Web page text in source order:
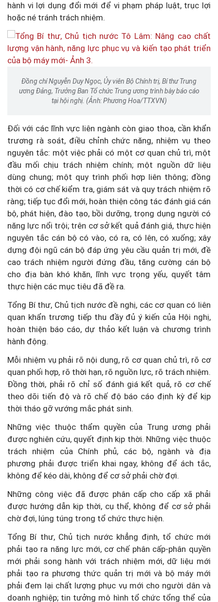
hành vi lợi dụng đổi mới để vi phạm pháp luật, trục lợi
hoặc né tránh trách nhiệm.
Đồng chí Nguyễn Duy Ngọc, Ủy viên Bộ Chính trị, Bí thư Trung
ương Đảng, Trưởng Ban Tổ chức Trung ương trình bày báo cáo
tại hội nghị. (Ảnh: Phương Hoa/TTXVN)
Đối với các lĩnh vực liên ngành còn giao thoa, cần khẩn
trương rà soát, điều chỉnh chức năng, nhiệm vụ theo
nguyên tắc: một việc phải có một cơ quan chủ trì, một
đầu mối chịu trách nhiệm chính; một nguồn dữ liệu
dùng chung; một quy trình phối hợp liên thông; đồng
thời có cơ chế kiểm tra, giám sát và quy trách nhiệm rõ
ràng; tiếp tục đổi mới, hoàn thiện công tác đánh giá cán
bộ, phát hiện, đào tạo, bồi dưỡng, trọng dụng người có
năng lực nổi trội; trên cơ sở kết quả đánh giá, thực hiện
nguyên tắc cán bộ có vào, có ra, có lên, có xuống; xây
dựng đội ngũ cán bộ đáp ứng yêu cầu quản trị mới, đề
cao trách nhiệm người đứng đầu, tăng cường cán bộ
cho địa bàn khó khăn, lĩnh vực trọng yếu, quyết tâm
thực hiện các mục tiêu đã đề ra.
Tổng Bí thư, Chủ tịch nước đề nghị, các cơ quan có liên
quan khẩn trương tiếp thu đầy đủ ý kiến của Hội nghị,
hoàn thiện báo cáo, dự thảo kết luận và chương trình
hành động.
Mỗi nhiệm vụ phải rõ nội dung, rõ cơ quan chủ trì, rõ cơ
quan phối hợp, rõ thời hạn, rõ nguồn lực, rõ trách nhiệm.
Đồng thời, phải rõ chỉ số đánh giá kết quả, rõ cơ chế
theo dõi tiến độ và rõ chế độ báo cáo định kỳ để kịp
thời tháo gỡ vướng mắc phát sinh.
Những việc thuộc thẩm quyền của Trung ương phải
được nghiên cứu, quyết định kịp thời. Những việc thuộc
trách nhiệm của Chính phủ, các bộ, ngành và địa
phương phải được triển khai ngay, không để ách tắc,
không để kéo dài, không để cơ sở phải chờ đợi.
Những công việc đã được phân cấp cho cấp xã phải
được hướng dẫn kịp thời, cụ thể, không để cơ sở phải
chờ đợi, lúng túng trong tổ chức thực hiện.
Tổng Bí thư, Chủ tịch nước khẳng định, tổ chức mới
phải tạo ra năng lực mới, cơ chế phân cấp-phân quyền
mới phải song hành với trách nhiệm mới, dữ liệu mới
phải tạo ra phương thức quản trị mới và bộ máy mới
phải đem lại chất lượng phục vụ mới cho người dân và
doanh nghiệp; tin tưởng mô hình tổ chức tổng thể của